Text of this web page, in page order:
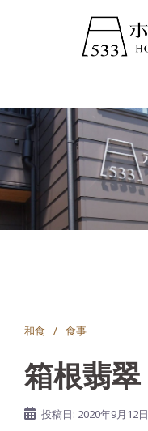
へ
ス
キ
ッ
プ
和食 食事
箱根翡翠
投稿日: 2020年9月12日